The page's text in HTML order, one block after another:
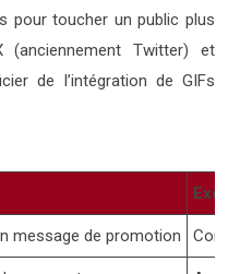
pour toucher un public plus
(anciennement Twitter) et
de l’intégration de GIFs
message de promotion